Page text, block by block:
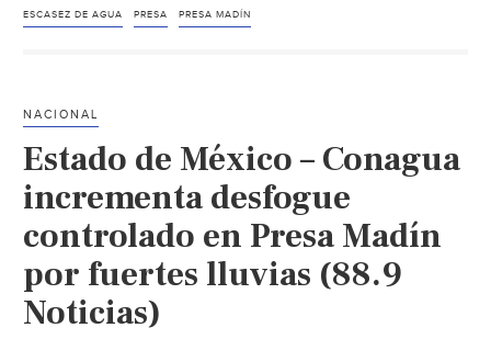
la
Madín
deja
sin
agua
ESCASEZ DE AGUA PRESA PRESA MADÍN
NACIONAL
Estado de México – Conagua
incrementa desfogue
controlado en Presa Madín
por fuertes lluvias (88.9
Noticias)